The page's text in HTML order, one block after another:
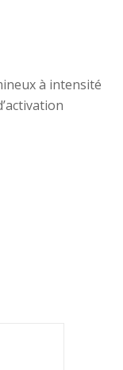
à intensité